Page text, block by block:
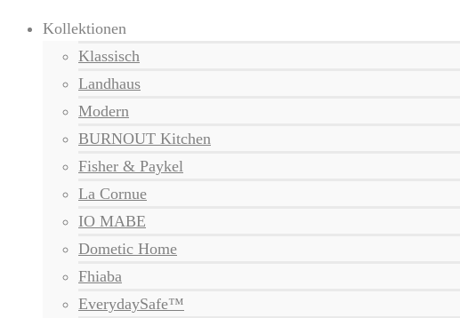
Kollektionen
Klassisch
Landhaus
Modern
BURNOUT Kitchen
Fisher & Paykel
La Cornue
IO MABE
Dometic Home
Fhiaba
EverydaySafe™